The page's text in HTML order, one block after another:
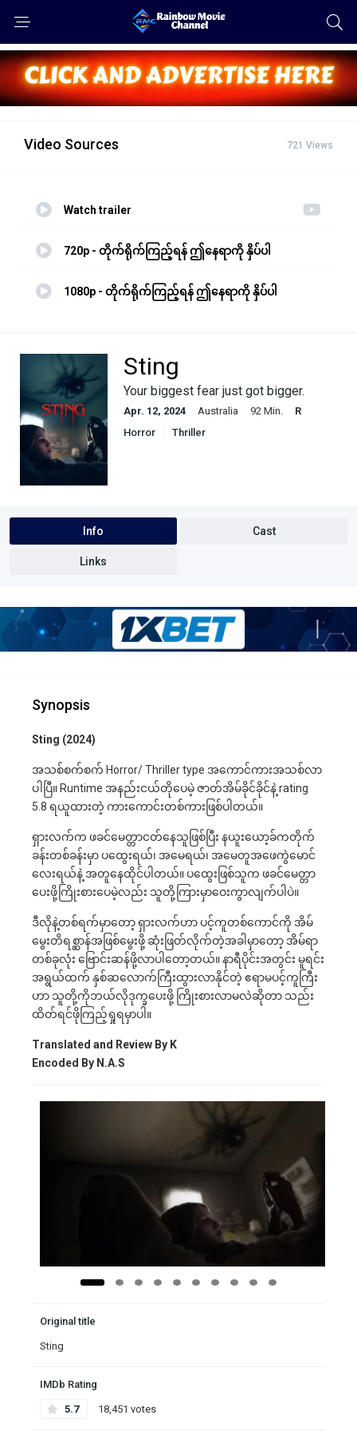
Video Sources 721 Views
Watch trailer
720p - တိုက်ရိုက်ကြည့်ရန် ဤနေရာကို နှိပ်ပါ
1080p - တိုက်ရိုက်ကြည့်ရန် ဤနေရာကို နှိပ်ပါ
Sting
Your biggest fear just got bigger.
Apr. 12, 2024 Australia 92 Min.
R
Horror
Thriller
Info Cast
Links
Synopsis
Sting (2024)
အသစ်စက်စက် Horror/ Thriller type အကောင်ကားအသစ်လာ
ပါပြီ။ Runtime အနည်းငယ်တိုပေမဲ့ ဇာတ်အိမ်ခိုင်ခိုင်နဲ့ rating
5.8 ရယူထားတဲ့ ကားကောင်းတစ်ကားဖြစ်ပါတယ်။
ရှားလက်က ဖခင်မေတ္တာငတ်နေသူဖြစ်ပြီး နယူးယော့ခ်ကတိုက်
ခန်းတစ်ခန်းမှာ ပထွေးရယ်၊ အမေရယ်၊ အမေတူအဖေကွဲမောင်
လေးရယ်နဲ့ အတူနေထိုင်ပါတယ်။ ပထွေးဖြစ်သူက ဖခင်မေတ္တာ
ပေးဖို့ကြိုးစားပေမဲ့လည်း သူတို့ကြားမှာဝေးကွာလျက်ပါပဲ။
ဒီလိုနဲ့တစ်ရက်မှာတော့ ရှားလက်ဟာ ပင့်ကူတစ်ကောင်ကို အိမ်
မွေးတိရစ္ဆာန်အဖြစ်မွေးဖို့ ဆုံးဖြတ်လိုက်တဲ့အခါမှာတော့ အိမ်ရာ
တစ်ခုလုံး ဗြောင်းဆန်ဖို့လာပါတော့တယ်။ နာရီပိုင်းအတွင်း မူရင်း
အရွယ်ထက် နှစ်ဆလောက်ကြီးထွားလာနိုင်တဲ့ ဧရာမပင့်ကူကြီး
ဟာ သူတို့ကိုဘယ်လိုဒုက္ခပေးဖို့ ကြိုးစားလာမလဲဆိုတာ သည်း
ထိတ်ရင်ဖိုကြည့်ရှုရမှာပါ။
Translated and Review By K
Encoded By N.A.S
Original title
Sting
IMDb Rating
5.7 18,451 votes